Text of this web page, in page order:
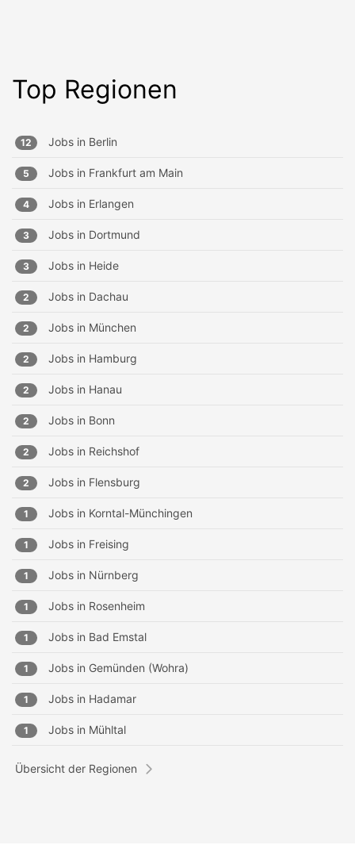
Top Regionen
12 Jobs in Berlin
5 Jobs in Frankfurt am Main
4 Jobs in Erlangen
3 Jobs in Dortmund
3 Jobs in Heide
2 Jobs in Dachau
2 Jobs in München
2 Jobs in Hamburg
2 Jobs in Hanau
2 Jobs in Bonn
2 Jobs in Reichshof
2 Jobs in Flensburg
1 Jobs in Korntal-Münchingen
1 Jobs in Freising
1 Jobs in Nürnberg
1 Jobs in Rosenheim
1 Jobs in Bad Emstal
1 Jobs in Gemünden (Wohra)
1 Jobs in Hadamar
1 Jobs in Mühltal
Übersicht der Regionen